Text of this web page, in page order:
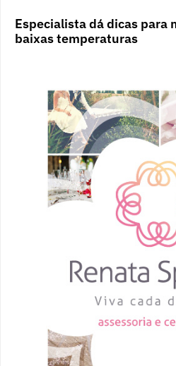
Especialista dá dicas para
baixas temperaturas